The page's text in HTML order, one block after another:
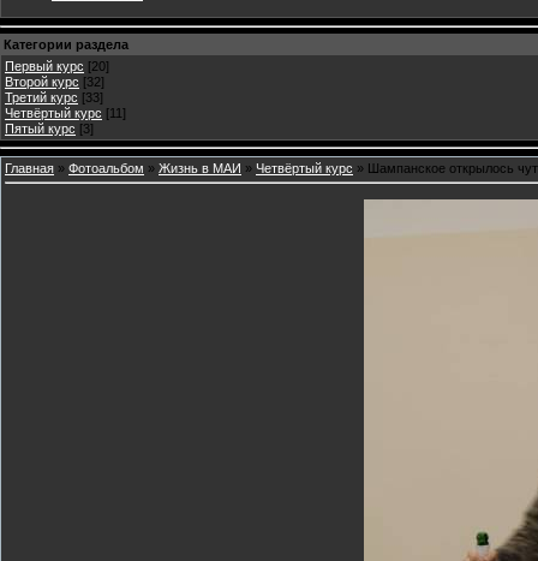
Категории раздела
Первый курс [20]
Второй курс [32]
Третий курс [33]
Четвёртый курс [11]
Пятый курс [3]
Главная » Фотоальбом » Жизнь в МАИ » Четвёртый курс » Шампанское открылось